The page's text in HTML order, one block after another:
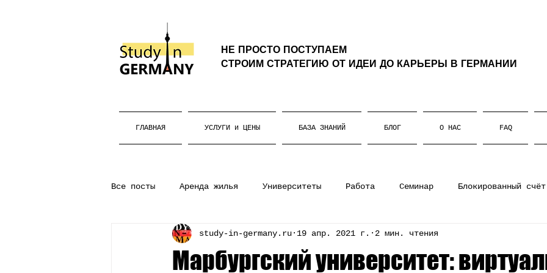
НЕ ПРОСТО ПОСТУПАЕМ
СТРОИМ СТРАТЕГИЮ ОТ ИДЕИ ДО КАРЬЕРЫ В ГЕРМАНИИ
ГЛАВНАЯ УСЛУГИ и ЦЕНЫ БАЗА ЗНАНИЙ БЛОГ О НАС FAQ
Все посты Аренда жилья Университеты Работа Семинар Блокированный счёт
Бакалавриат Жизнь в Германии Штудиенколлег Магистратура
Марбургский университет:
study-in-germany.ru 19 апр. 2021 г. 2 мин. чтения